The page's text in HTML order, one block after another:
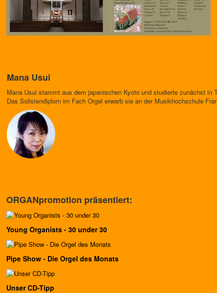
Mana Usui
Mana Usui stammt aus dem japanischen Kyoto und studierte zunächst in
Das Solistendiplom im Fach Orgel erwarb sie an der Musikhochschule
ORGANpromotion präsentiert:
Young Organists - 30 under 30
Pipe Show - Die Orgel des Monats
Unser CD-Tipp